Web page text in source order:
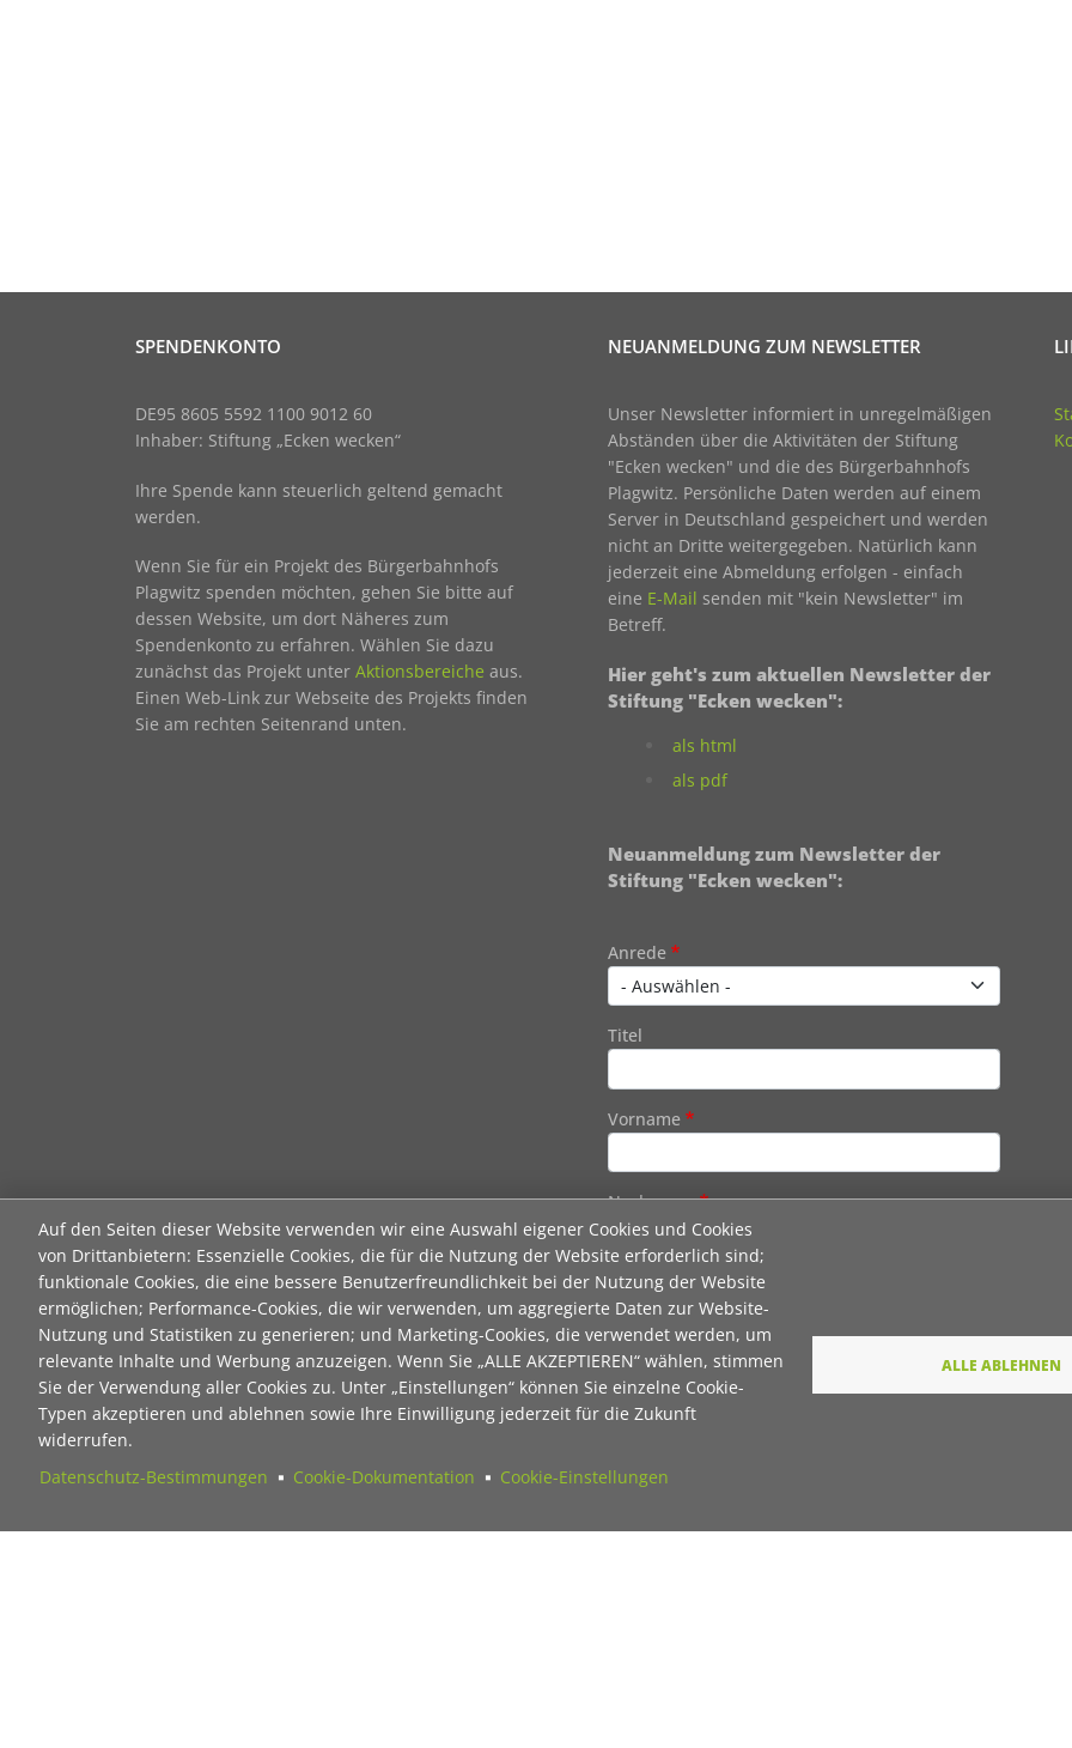
Auf den Seiten dieser Website verwenden wir eine Auswahl eigener Cookies und Cookies
von Drittanbietern: Essenzielle Cookies, die für die Nutzung der Website erforderlich sind;
funktionale Cookies, die eine bessere Benutzerfreundlichkeit bei der Nutzung der Website
ermöglichen; Performance-Cookies, die wir verwenden, um aggregierte Daten zur Website-
Nutzung und Statistiken zu generieren; und Marketing-Cookies, die verwendet werden, um
relevante Inhalte und Werbung anzuzeigen. Wenn Sie „ALLE AKZEPTIEREN“ wählen, stimmen
Sie der Verwendung aller Cookies zu. Unter „Einstellungen“ können Sie einzelne Cookie-
Typen akzeptieren und ablehnen sowie Ihre Einwilligung jederzeit für die Zukunft
widerrufen.
Datenschutz-Bestimmungen
Cookie-Dokumentation Cookie-Einstellungen
ALLE ABLEHNEN
SPENDENKONTO
DE95 8605 5592 1100 9012 60
Inhaber: Stiftung „Ecken wecken“
Ihre Spende kann steuerlich geltend gemacht
werden.
Wenn Sie für ein Projekt des Bürgerbahnhofs
Plagwitz spenden möchten, gehen Sie bitte auf
dessen Website, um dort Näheres zum
Spendenkonto zu erfahren. Wählen Sie dazu
zunächst das Projekt unter Aktionsbereiche aus.
Einen Web-Link zur Webseite des Projekts finden
Sie am rechten Seitenrand unten.
NEUANMELDUNG ZUM NEWSLETTER
Unser Newsletter informiert in unregelmäßigen
Abständen über die Aktivitäten der Stiftung
"Ecken wecken" und die des Bürgerbahnhofs
Plagwitz. Persönliche Daten werden auf einem
Server in Deutschland gespeichert und werden
nicht an Dritte weitergegeben. Natürlich kann
jederzeit eine Abmeldung erfolgen - einfach
eine E-Mail senden mit "kein Newsletter" im
Betreff.
Hier geht's zum aktuellen Newsletter der
Stiftung "Ecken wecken":
als html
als pdf
Neuanmeldung zum Newsletter der
Stiftung "Ecken wecken":
Anrede
Titel
Vorname
Nachname
E-Mail
Wie dürfen wir Sie in Zukunft ansprechen
Sie
elektronisch verarbeitet und gespeichert. Hier